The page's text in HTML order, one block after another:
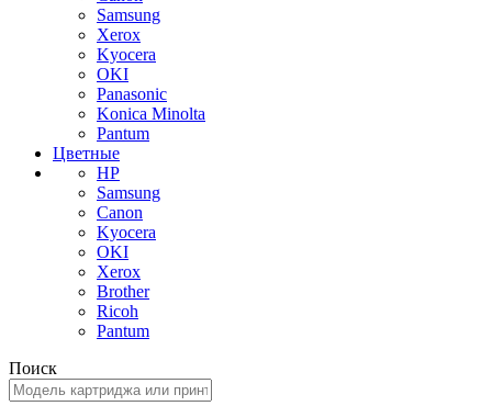
Samsung
Xerox
Kyocera
OKI
Panasonic
Konica Minolta
Pantum
Цветные
HP
Samsung
Canon
Kyocera
OKI
Xerox
Brother
Ricoh
Pantum
Поиск